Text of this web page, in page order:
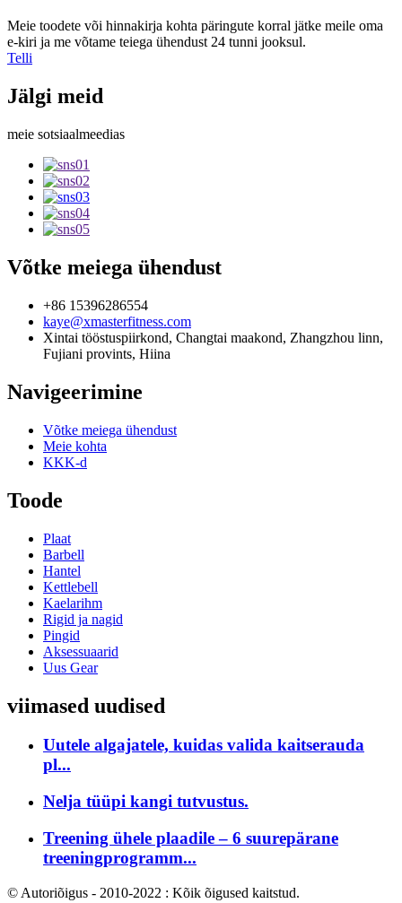
Meie toodete või hinnakirja kohta päringute korral jätke meile oma
e-kiri ja me võtame teiega ühendust 24 tunni jooksul.
Telli
Jälgi meid
meie sotsiaalmeedias
Võtke meiega ühendust
+86 15396286554
kaye@xmasterfitness.com
Xintai tööstuspiirkond, Changtai maakond, Zhangzhou linn,
Fujiani provints, Hiina
Navigeerimine
Võtke meiega ühendust
Meie kohta
KKK-d
Toode
Plaat
Barbell
Hantel
Kettlebell
Kaelarihm
Rigid ja nagid
Pingid
Aksessuaarid
Uus Gear
viimased uudised
Uutele algajatele, kuidas valida kaitserauda
pl...
Nelja tüüpi kangi tutvustus.
Treening ühele plaadile – 6 suurepärane
treeningprogramm...
© Autoriõigus - 2010-2022 : Kõik õigused kaitstud.